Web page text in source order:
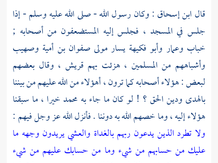
قال ابن إسحاق : وكان رسول الله - صلى الله عليه وسلم - إذا
جلس في المسجد ، فجلس إليه المستضعفون من أصحابه ;
خباب وعمار وأبو فكيهة يسار مولى صفوان بن أمية وصهيب
وأشباههم من المسلمين ، هزئت بهم قريش ، وقال بعضهم
لبعض : هؤلاء أصحابه كما ترون ، أهؤلاء من الله عليهم من بيننا
بالهدى ودين الحق ؟ ! لو كان ما جاء به محمدخيرا ، ما سبقنا
هؤلاء إليه ، وما خصهم الله به دوننا . فأنزل الله عز وجل فيهم :
ولا تطرد الذين يدعون ربهم بالغداة والعشي يريدون وجهه ما
عليك من حسابهم من شيء وما من حسابك عليهم من شيء